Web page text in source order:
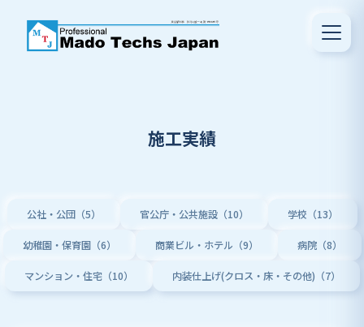
施工実績
公社・公団（5） 官公庁・公共施設（10） 学校（13）
幼稚園・保育園（6） 商業ビル・ホテル（9） 病院（8）
マンション・住宅（10） 内装仕上げ(クロス・床・その他)（7）